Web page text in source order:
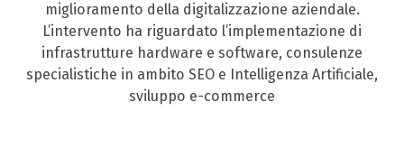
miglioramento della digitalizzazione aziendale.
L’intervento ha riguardato l’implementazione di
infrastrutture hardware e software, consulenze
specialistiche in ambito SEO e Intelligenza Artificiale,
sviluppo e-commerce